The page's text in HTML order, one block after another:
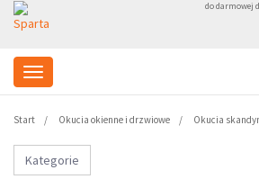
do darmowej
Start Okucia okienne i drzwiowe Okucia
Kategorie